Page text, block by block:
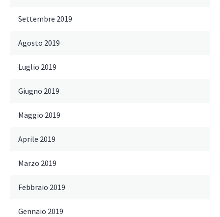
Settembre 2019
Agosto 2019
Luglio 2019
Giugno 2019
Maggio 2019
Aprile 2019
Marzo 2019
Febbraio 2019
Gennaio 2019